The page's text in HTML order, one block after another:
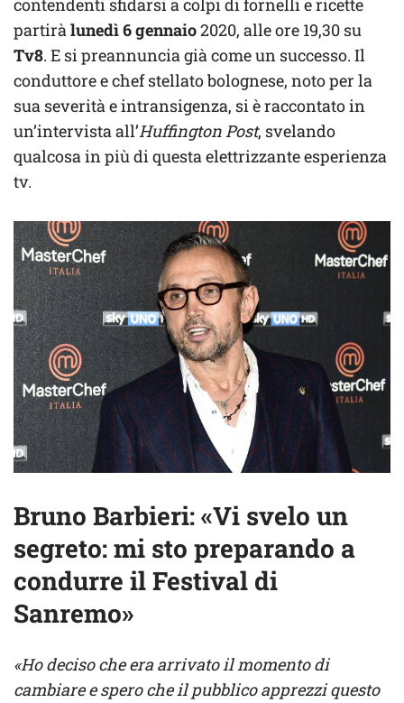
contendenti sfidarsi a colpi di fornelli e ricette
partiràlunedì 6 gennaio2020, alle ore 19,30 su
Tv8. E si preannuncia già come un successo. Il
conduttore e chef stellato bolognese, noto per la
sua severità e intransigenza, si è raccontato in
un’intervista all’Huffington Post, svelando
qualcosa in più di questa elettrizzante esperienza
tv.
Bruno Barbieri: «Vi svelo un
segreto: mi sto preparando a
condurre il Festival di
Sanremo»
«Ho deciso che era arrivato il momento di
cambiare e spero che il pubblico apprezzi questo